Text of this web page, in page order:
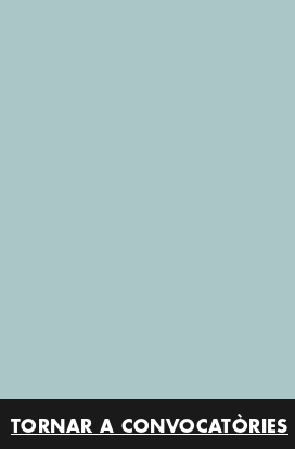
TORNAR A CONVOCATÒRIES